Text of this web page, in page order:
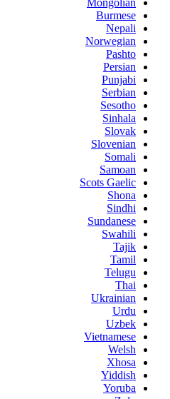
Mongolian
Burmese
Nepali
Norwegian
Pashto
Persian
Punjabi
Serbian
Sesotho
Sinhala
Slovak
Slovenian
Somali
Samoan
Scots Gaelic
Shona
Sindhi
Sundanese
Swahili
Tajik
Tamil
Telugu
Thai
Ukrainian
Urdu
Uzbek
Vietnamese
Welsh
Xhosa
Yiddish
Yoruba